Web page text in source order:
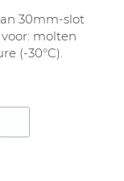
30mm-slot
molten
(-30°C).